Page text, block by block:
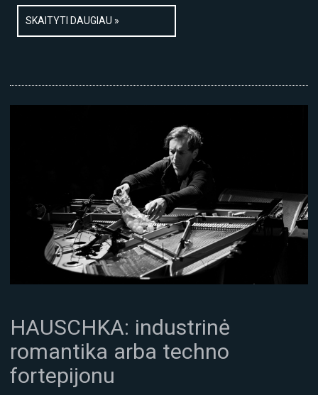
SKAITYTI DAUGIAU »
HAUSCHKA: industrinė
romantika arba techno
fortepijonu